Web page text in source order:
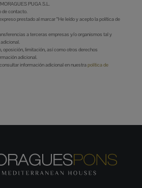
PUGA S.L.
de contacto.
prestado al marcar “He leído y acepto la política de
a terceras empresas y/o organismos tal y
oposición, limitación, así como otros derechos
adicional.
información adicional en nuestrapolítica de